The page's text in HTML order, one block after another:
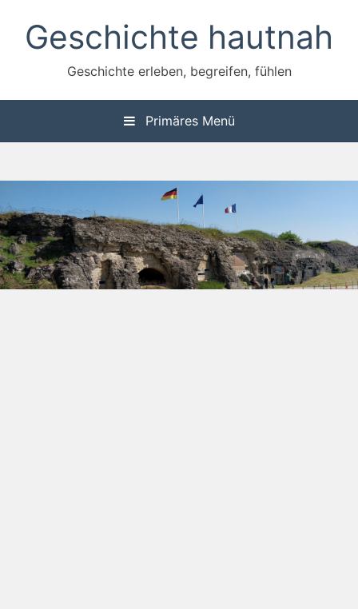
Inhalt
springenGeschichte hautnah
Geschichte erleben, begreifen, fühlen
Primäres Menü